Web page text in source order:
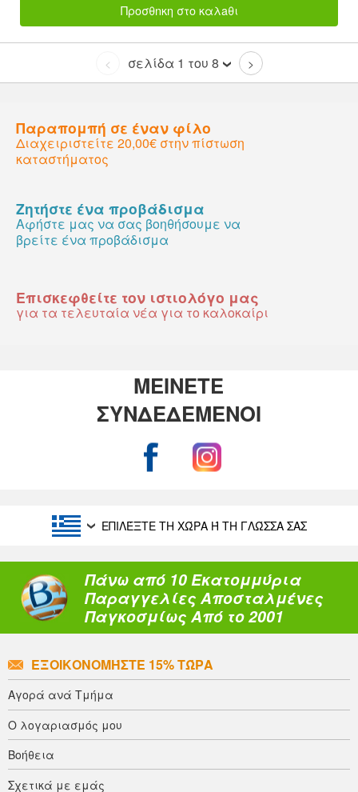
Προσθnκη στο καλaθι
< σελίδα 1 του 8 >
Παραπομπή σε έναν φίλο
Διαχειριστείτε 20,00€ στην πίστωση
καταστήματος
Ζητήστε ένα προβάδισμα
Αφήστε μας να σας βοηθήσουμε να
βρείτε ένα προβάδισμα
Επισκεφθείτε τον ιστιολόγο μας
για τα τελευταία νέα για το καλοκαίρι
ΜΕΙΝΕΤΕ
ΣΥΝΔΕΔΕΜΕΝΟΙ
ΕΠΙΛΈΞΤΕ ΤΗ ΧΏΡΑ Ή ΤΗ ΓΛΏΣΣΑ ΣΑΣ
Πάνω από 10 Εκατομμύρια
Παραγγελίες Αποσταλμένες
Παγκοσμίως Από το 2001
ΕΞΟΙΚΟΝΟΜΉΣΤΕ 15% ΤΏΡΑ
Αγορά ανά Τμήμα
Ο λογαριασμός μου
Βοήθεια
Σχετικά με εμάς